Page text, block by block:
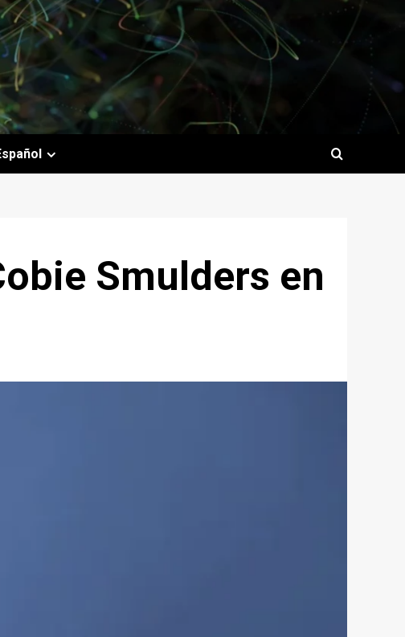
Smulders en